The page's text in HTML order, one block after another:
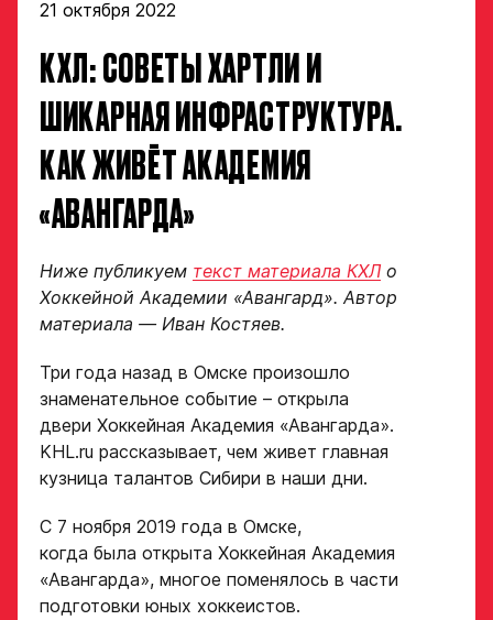
21 октября 2022
КХЛ: СОВЕТЫ ХАРТЛИ И
ШИКАРНАЯ ИНФРАСТРУКТУРА.
КАК ЖИВЁТ АКАДЕМИЯ
«АВАНГАРДА»
Ниже публикуем текст материала КХЛо
Хоккейной Академии «Авангард». Автор
материала — Иван Костяев.
Три года назад в Омске произошло
знаменательное событие – открыла
двери Хоккейная Академия «Авангарда».
KHL.ru рассказывает, чем живет главная
кузница талантов Сибири в наши дни.
С 7 ноября 2019 года в Омске,
когда была открыта Хоккейная Академия
«Авангарда», многое поменялось в части
подготовки юных хоккеистов.